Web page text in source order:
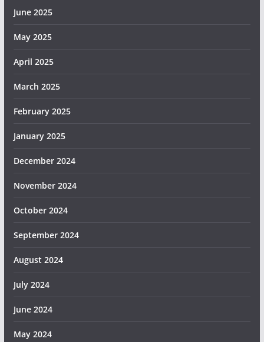
June 2025
May 2025
April 2025
March 2025
February 2025
January 2025
December 2024
November 2024
October 2024
September 2024
August 2024
July 2024
June 2024
May 2024